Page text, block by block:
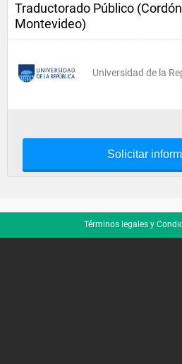
Traductorado Público
Montevideo)
Universidad de la
Solicitar
Términos legales y